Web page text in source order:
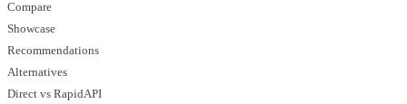
Compare
Showcase
Recommendations
Alternatives
Direct vs RapidAPI